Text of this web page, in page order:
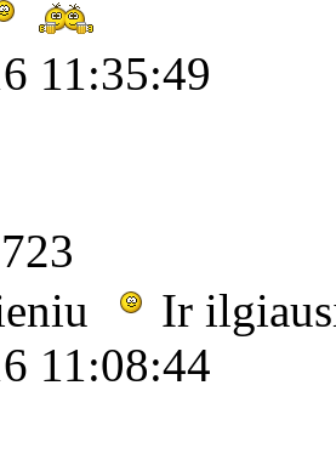
11:35:49
Ir
11:08:44